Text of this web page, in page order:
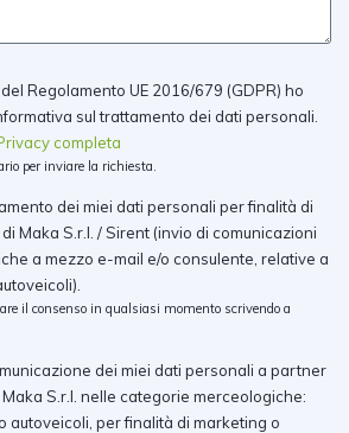
Regolamento UE 2016/679 (GDPR) ho
sul trattamento dei dati personali.
completa
per inviare la richiesta.
dei miei dati personali per finalità di
Maka S.r.l. / Sirent (invio di comunicazioni
a mezzo e-mail e/o consulente, relative a
il consenso in qualsiasi momento scrivendo a
dei miei dati personali a partner
S.r.l. nelle categorie merceologiche:
autoveicoli, per finalità di marketing o